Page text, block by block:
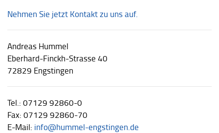
Nehmen Sie jetzt Kontakt zu uns auf.
Andreas Hummel
Eberhard-Finckh-Strasse 40
72829 Engstingen
Tel.: 07129 92860-0
Fax: 07129 92860-70
E-Mail: info@hummel-engstingen.de